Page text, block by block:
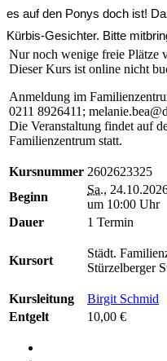
es auf den Ponys doch ist!
Kürbis-Gesichter. Bitte
Nur noch wenige freie Plätze
Dieser Kurs ist online nicht
Anmeldung im
0211 8926411;
Die Veranstaltung findet auf
Familienzentrum statt.
Kursnummer 2602623325
Beginn
Sa.,
um 10:00 Uhr
Dauer
1 Termin
Kursort
Städt.
Stürzelberger
Kursleitung
Birgit Schmid
Entgelt
10,00 €